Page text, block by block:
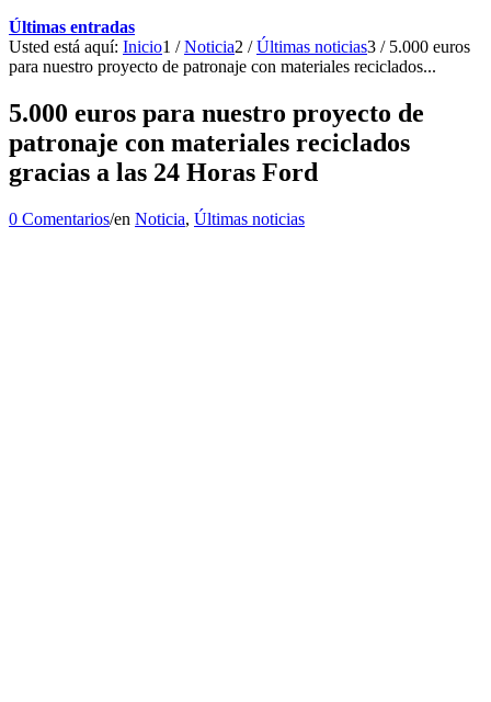
Últimas entradas
Usted está aquí: Inicio1 / Noticia2 / Últimas noticias3 / 5.000 euros
para nuestro proyecto de patronaje con materiales reciclados...
5.000 euros para nuestro proyecto de
patronaje con materiales reciclados
gracias a las 24 Horas Ford
0 Comentarios/en Noticia, Últimas noticias